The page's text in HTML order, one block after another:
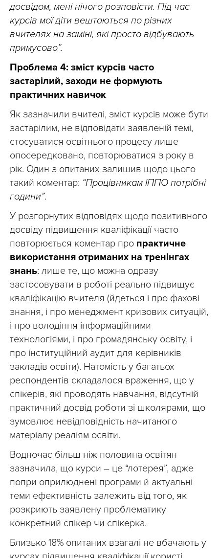
досвідом, мені нічого розповісти. Під час
курсів мої діти вештаються по різних
вчителях на заміні, які просто відбувають
примусово”.
Проблема 4: зміст курсів часто
застарілий, заходи не формують
практичних навичок
Як зазначили вчителі, зміст курсів може бути
застарілим, не відповідати заявленій темі,
стосуватися освітнього процесу лише
опосередковано, повторюватися з року в
рік. Один з опитаних залишив щодо цього
такий коментар: “Працівникам ІППО потрібні
години”.
У розгорнутих відповідях щодо позитивного
досвіду підвищення кваліфікації часто
повторюється коментар про практичне
використання отриманих на тренінгах
знань: лише те, що можна одразу
застосовувати в роботі реально підвищує
кваліфікацію вчителя (йдеться і про фахові
знання, і про менеджмент кризових ситуацій,
і про володіння інформаційними
технологіями, і про громадянську освіту, і
про інституційний аудит для керівників
закладів освіти). Натомість у багатьох
респондентів складалося враження, що у
спікерів, які проводять навчання, відсутній
практичний досвід роботи зі школярами, що
зумовлює невідповідність начитаного
матеріалу реаліям освіти.
Водночас більш ніж половина освітян
зазначила, що курси – це “лотерея”, адже
попри оприлюднені програми й актуальні
теми ефективність залежить від того, як
розкриють заявлену проблематику
конкретний спікер чи спікерка.
Близько 18% опитаних взагалі не вбачають у